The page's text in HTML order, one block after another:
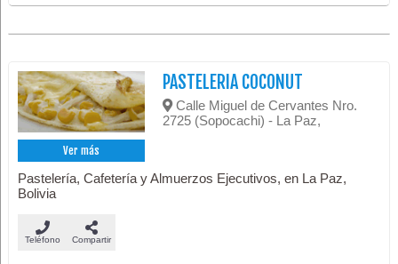
Ver más
PASTELERIA COCONUT
Calle Miguel de Cervantes Nro.
2725 (Sopocachi) - La Paz,
Pastelería, Cafetería y Almuerzos Ejecutivos, en La Paz,
Bolivia
Teléfono Compartir